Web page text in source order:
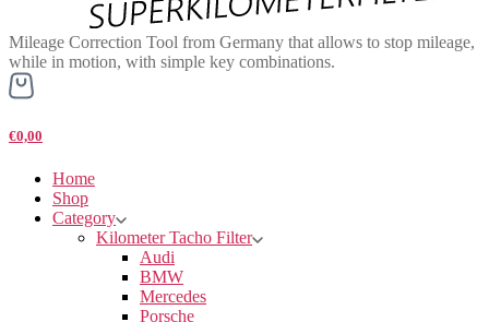
Mileage Correction Tool from Germany that allows to stop mileage,
while in motion, with simple key combinations.
€0,00
Home
Shop
Category
Kilometer Tacho Filter
Audi
BMW
Mercedes
Porsche